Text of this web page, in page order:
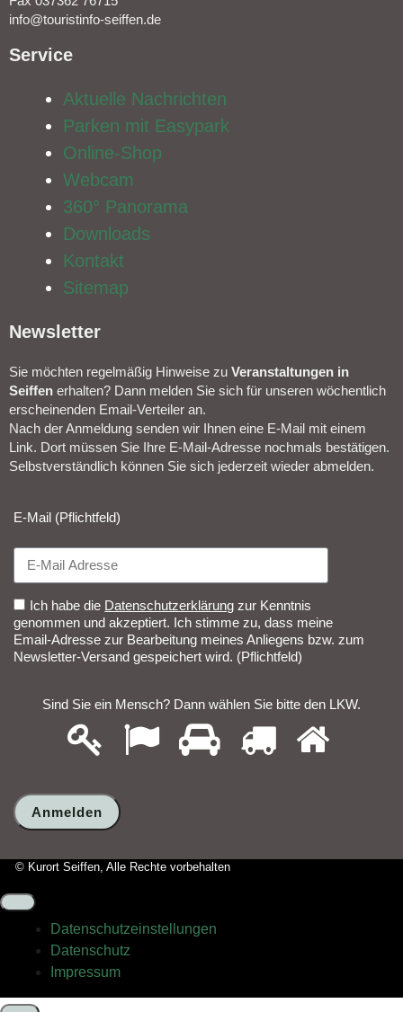
info@touristinfo-seiffen.de
Service​
Aktuelle Nachrichten
Parken mit Easypark
Online-Shop
Webcam
360° Panorama
Downloads
Kontakt
Sitemap
Newsletter​
Sie möchten regelmäßig Hinweise zu Veranstal­tungen in
Seiffen erhalten? Dann melden Sie sich für unseren wöchentlich
erscheinenden Email-Verteiler an.
Nach der Anmeldung senden wir Ihnen eine E-Mail mit einem
Link. Dort müssen Sie Ihre E-Mail-Adresse nochmals bestätigen.
Selbstverständlich können Sie sich jederzeit wieder abmelden.​
E-Mail (Pflichtfeld)
Ich habe die Datenschutzerklärung zur Kenntnis
genommen und akzeptiert. Ich stimme zu, dass meine
Email-Adresse zur Bearbeitung meines Anliegens bzw. zum
Newsletter-Versand gespeichert wird. (Pflichtfeld)
Sind Sie ein Mensch? Dann wählen Sie bitte den LKW.
Sind
Sie
Dann
wählen
Sie
den
1 3
© Kurort Seiffen, Alle Rechte vorbehalten
Datenschutz­einstellungen
Datenschutz
Impressum